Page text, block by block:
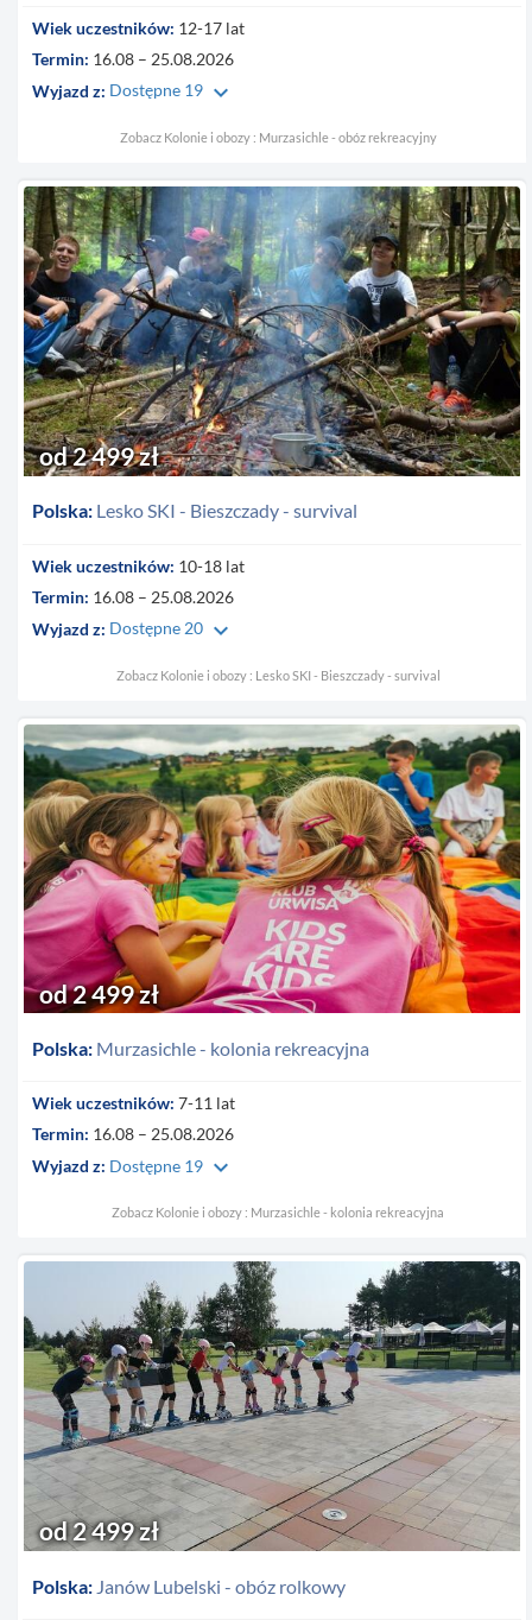
Wiek uczestników: 12-17 lat
Termin: 16.08 – 25.08.2026
Wyjazd z: Dostępne 19 keyboard_arrow_down
Zobacz Kolonie i obozy : Murzasichle - obóz rekreacyjny
Polska: Lesko SKI - Bieszczady - survival
od 2 499 zł
Wiek uczestników: 10-18 lat
Termin: 16.08 – 25.08.2026
Wyjazd z: Dostępne 20 keyboard_arrow_down
Zobacz Kolonie i obozy : Lesko SKI - Bieszczady - survival
Polska: Murzasichle - kolonia rekreacyjna
od 2 499 zł
Wiek uczestników: 7-11 lat
Termin: 16.08 – 25.08.2026
Wyjazd z: Dostępne 19 keyboard_arrow_down
Zobacz Kolonie i obozy : Murzasichle - kolonia rekreacyjna
Polska: Janów Lubelski - obóz rolkowy
od 2 499 zł